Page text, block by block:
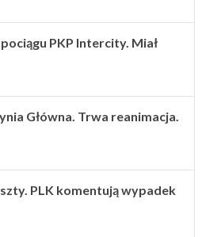
PKP Intercity. Miał
Główna. Trwa reanimacja.
PLK komentują wypadek